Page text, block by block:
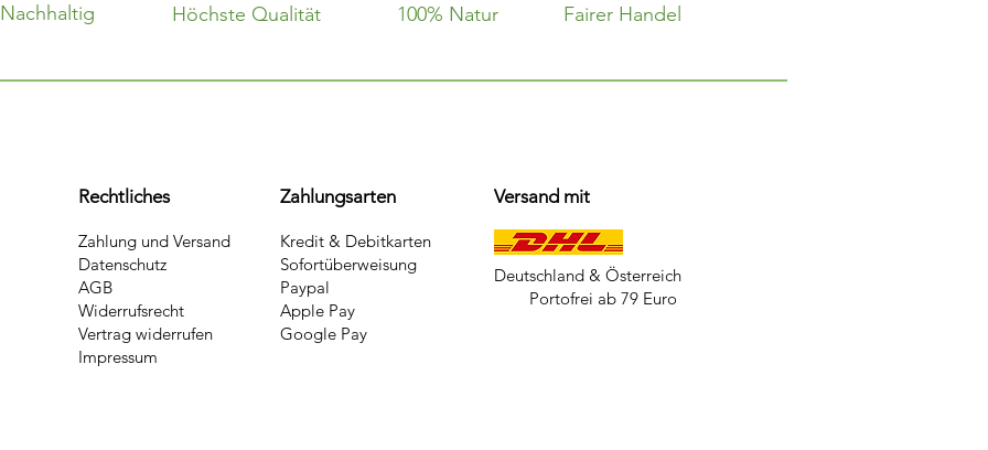
Nachhaltig Höchste Qualität 100% Natur Fairer Handel
Rechtliches
Zahlung und Versand
Datenschutz
AGB
Widerrufsrecht
Vertrag widerrufen
Impressum
Zahlungsarten
Kredit & Debitkarten
Sofortüberweisung
Paypal
Apple Pay
Google Pay
Versand mit
Deutschland & Österreich
Portofrei ab 79 Euro